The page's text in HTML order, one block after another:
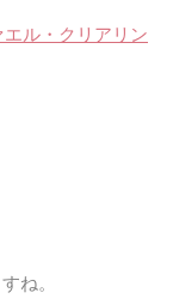
ル・クリアリン
ね。